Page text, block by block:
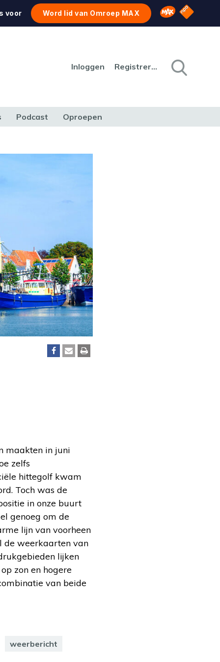
voor Word lid van Omroep MAX Omroep MAX
NPO
Inloggen Registreren
Podcast Oproepen
maakten in juni
zelfs
hittegolf kwam
Toch was de
in onze buurt
genoeg om de
lijn van voorheen
de weerkaarten van
lijken
zon en hogere
van beide
weerbericht